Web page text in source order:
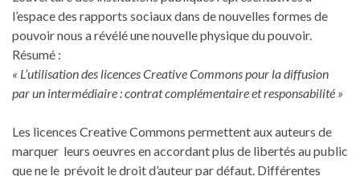
l’espace des rapports sociaux dans de nouvelles formes de
pouvoir nous a révélé une nouvelle physique du pouvoir.
Résumé :
« L’utilisation des licences Creative Commons pour la diffusion
par un intermédiaire : contrat complémentaire et responsabilité »
Les licences Creative Commons permettent aux auteurs de
marquer leurs oeuvres en accordant plus de libertés au public
que ne le prévoit le droit d’auteur par défaut. Différentes